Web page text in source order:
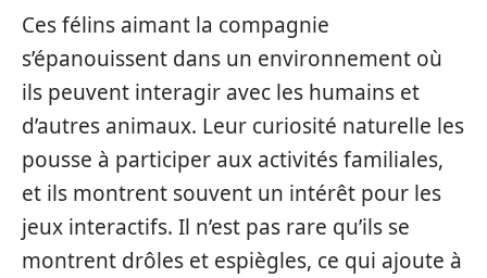
Ces félins aimant la compagnie
s’épanouissent dans un environnement où
ils peuvent interagir avec les humains et
d’autres animaux. Leur curiosité naturelle les
pousse à participer aux activités familiales,
et ils montrent souvent un intérêt pour les
jeux interactifs. Il n’est pas rare qu’ils se
montrent drôles et espiègles, ce qui ajoute à